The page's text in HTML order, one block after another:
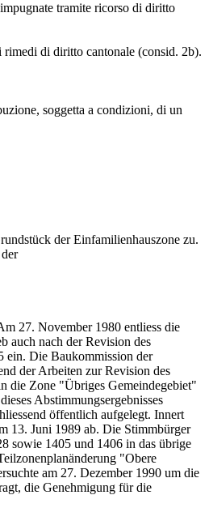
tramite ricorso di diritto
di diritto cantonale (consid. 2b).
soggetta a condizioni, di un
der Einfamilienhauszone zu.
27. November 1980 entliess die
auch nach der Revision des
ein. Die Baukommission der
der Arbeiten zur Revision des
die Zone "Übriges Gemeindegebiet"
Abstimmungsergebnisses
öffentlich aufgelegt. Innert
13. Juni 1989 ab. Die Stimmbürger
sowie 1405 und 1406 in das übrige
"Obere
am 27. Dezember 1990 um die
die Genehmigung für die